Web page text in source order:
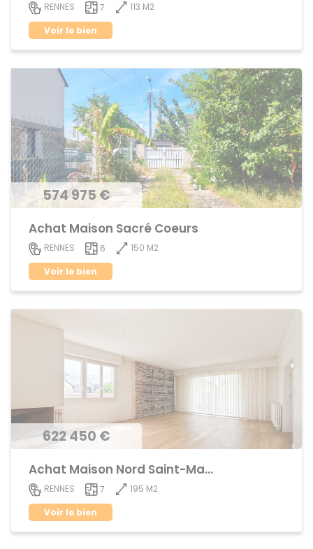
RENNES 7
113 M2
Voir le bien
574 975 €
Achat Maison Sacré Coeurs
RENNES 6
150 M2
Voir le bien
622 450 €
Achat Maison Nord Saint-Martin
RENNES 7
195 M2
Voir le bien